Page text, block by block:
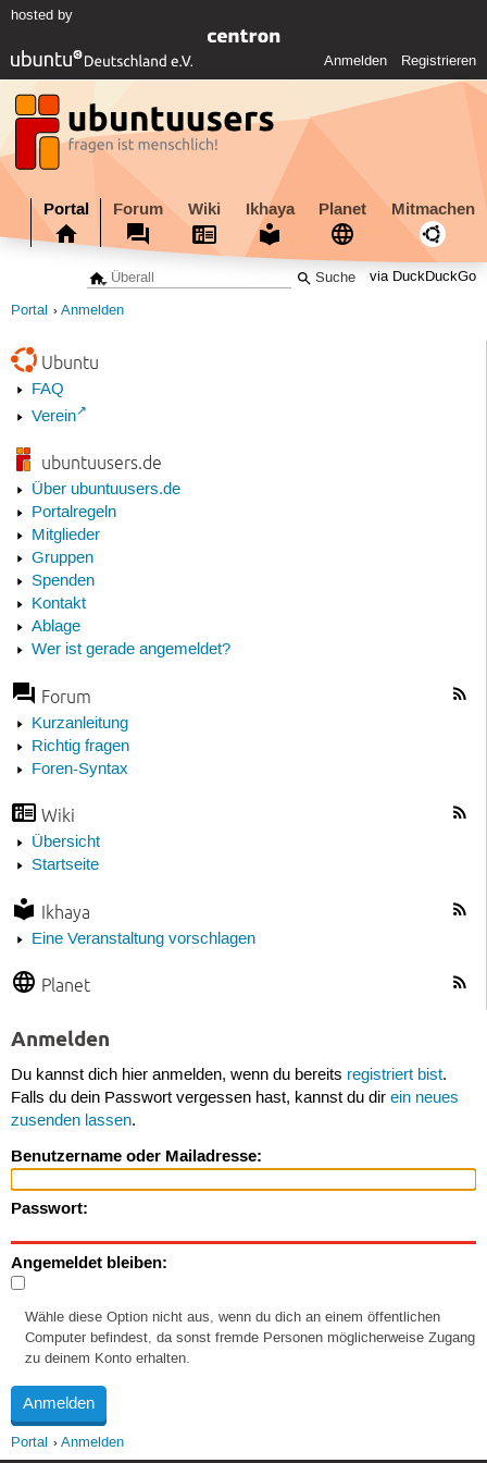
hosted by
Anmelden Registrieren
Portal Forum Wiki Ikhaya Planet Mitmachen
via DuckDuckGo
Portal Anmelden
Ubuntu
FAQ
Verein
ubuntuusers.de
Über ubuntuusers.de
Portalregeln
Mitglieder
Gruppen
Spenden
Kontakt
Ablage
Wer ist gerade angemeldet?
Forum
Kurzanleitung
Richtig fragen
Foren-Syntax
Wiki
Übersicht
Startseite
Ikhaya
Eine Veranstaltung vorschlagen
Planet
Anmelden
Du kannst dich hier anmelden, wenn du bereits registriert bist.
Falls du dein Passwort vergessen hast, kannst du dir ein neues
zusenden lassen.
Benutzername oder Mailadresse:
Passwort:
Angemeldet bleiben:
Wähle diese Option nicht aus, wenn du dich an einem öffentlichen
Computer befindest, da sonst fremde Personen möglicherweise Zugang
zu deinem Konto erhalten.
Portal Anmelden